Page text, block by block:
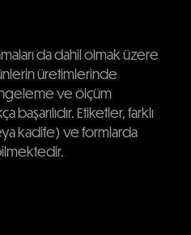
da dahil olmak üzere
üretimlerinde
ve ölçüm
başarılıdır. Etiketler, farklı
kadife) ve formlarda